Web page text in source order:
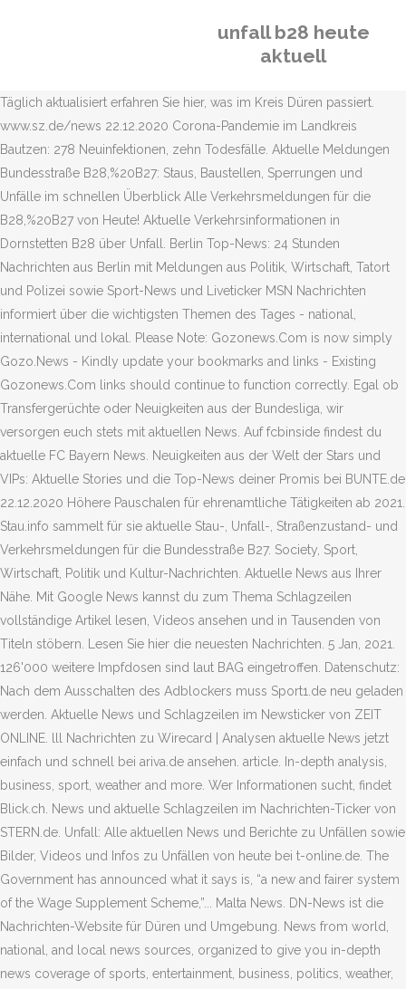
unfall b28 heute
aktuell
Täglich aktualisiert erfahren Sie hier, was im Kreis Düren passiert.
www.sz.de/news 22.12.2020 Corona-Pandemie im Landkreis
Bautzen: 278 Neuinfektionen, zehn Todesfälle. Aktuelle Meldungen
Bundesstraße B28,%20B27: Staus, Baustellen, Sperrungen und
Unfälle im schnellen Überblick Alle Verkehrsmeldungen für die
B28,%20B27 von Heute! Aktuelle Verkehrsinformationen in
Dornstetten B28 über Unfall. Berlin Top-News: 24 Stunden
Nachrichten aus Berlin mit Meldungen aus Politik, Wirtschaft, Tatort
und Polizei sowie Sport-News und Liveticker MSN Nachrichten
informiert über die wichtigsten Themen des Tages - national,
international und lokal. Please Note: Gozonews.Com is now simply
Gozo.News - Kindly update your bookmarks and links - Existing
Gozonews.Com links should continue to function correctly. Egal ob
Transfergerüchte oder Neuigkeiten aus der Bundesliga, wir
versorgen euch stets mit aktuellen News. Auf fcbinside findest du
aktuelle FC Bayern News. Neuigkeiten aus der Welt der Stars und
VIPs: Aktuelle Stories und die Top-News deiner Promis bei BUNTE.de
22.12.2020 Hö­he­re Pau­scha­len für eh­ren­amt­li­che Tä­tig­kei­ten ab 2021.
Stau.info sammelt für sie aktuelle Stau-, Unfall-, Straßenzustand- und
Verkehrsmeldungen für die Bundesstraße B27. Society, Sport,
Wirtschaft, Politik und Kultur-Nachrichten. Aktuelle News aus Ihrer
Nähe. Mit Google News kannst du zum Thema Schlagzeilen
vollständige Artikel lesen, Videos ansehen und in Tausenden von
Titeln stöbern. Lesen Sie hier die neuesten Nachrichten. 5 Jan, 2021.
126'000 weitere Impfdosen sind laut BAG eingetroffen. Datenschutz:
Nach dem Ausschalten des Adblockers muss Sport1.de neu geladen
werden. Aktuelle News und Schlagzeilen im Newsticker von ZEIT
ONLINE. lll Nachrichten zu Wirecard | Analysen aktuelle News jetzt
einfach und schnell bei ariva.de ansehen. article. In-depth analysis,
business, sport, weather and more. Wer Informationen sucht, findet
Blick.ch. News und aktuelle Schlagzeilen im Nachrichten-Ticker von
STERN.de. Unfall: Alle aktuellen News und Berichte zu Unfällen sowie
Bilder, Videos und Infos zu Unfällen von heute bei t-online.de. The
Government has announced what it says is, “a new and fairer system
of the Wage Supplement Scheme,”... Malta News. DN-News ist die
Nachrichten-Website für Düren und Umgebung. News from world,
national, and local news sources, organized to give you in-depth
news coverage of sports, entertainment, business, politics, weather,